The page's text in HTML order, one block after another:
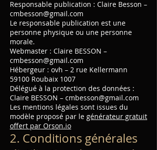
Responsable publication : Claire Besson –
cmbesson@gmail.com
Le responsable publication est une
personne physique ou une personne
morale.
Webmaster : Claire BESSON –
cmbesson@gmail.com
Hébergeur : ovh – 2 rue Kellermann
59100 Roubaix 1007
Délégué à la protection des données :
Claire BESSON – cmbesson@gmail.com
Les mentions légales sont issues du
modèle proposé par le générateur gratuit
offert par Orson.io
2. Conditions générales